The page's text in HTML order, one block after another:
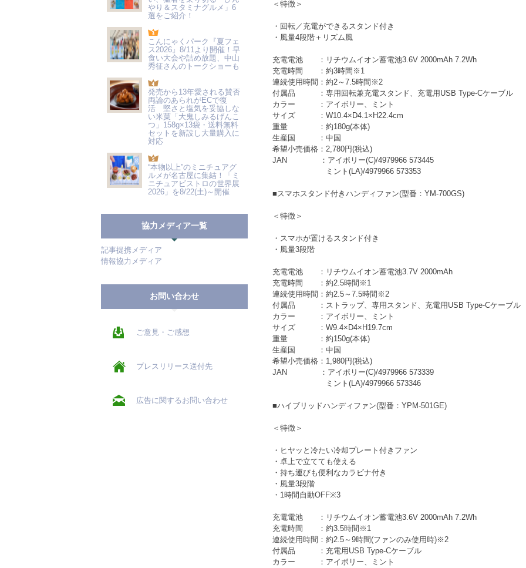
やり＆スタミナグルメ」6
選をご紹介！
こんにゃくパーク『夏フェ
ス2026』8/11より開催！早
食い大会や詰め放題、中山
秀征さんのトークショーも
発売から13年愛される賛否
両論のあられがECで復
活 堅さと塩気を妥協しな
い米菓「大鬼しみるげんこ
つ」158g×13袋・送料無料
セットを新設し大量購入に
対応
“本物以上”のミニチュアグ
ルメが名古屋に集結！「ミ
ニチュアビストロの世界展
2026」を8/22(土)～開催
協力メディア一覧
記事提携メディア
情報協力メディア
お問い合わせ
ご意見・ご感想
プレスリリース送付先
広告に関するお問い合わせ
＜特徴＞
・回転／充電ができるスタンド付き
・風量4段階＋リズム風
充電電池 ：リチウムイオン蓄電池3.6V 2000mAh 7.2Wh
充電時間 ：約3時間※1
連続使用時間：約2～7.5時間※2
付属品 ：専用回転兼充電スタンド、充電用USB Type-Cケーブル
カラー ：アイボリー、ミント
サイズ ：W10.4×D4.1×H22.4cm
重量 ：約180g(本体)
生産国 ：中国
希望小売価格：2,780円(税込)
JAN ：アイボリー(C)/4979966 573445
ミント(LA)/4979966 573353
■スマホスタンド付きハンディファン(型番：YM-700GS)
＜特徴＞
・スマホが置けるスタンド付き
・風量3段階
充電電池 ：リチウムイオン蓄電池3.7V 2000mAh
充電時間 ：約2.5時間※1
連続使用時間：約2.5～7.5時間※2
付属品 ：ストラップ、専用スタンド、充電用USB Type-Cケーブル
カラー ：アイボリー、ミント
サイズ ：W9.4×D4×H19.7cm
重量 ：約150g(本体)
生産国 ：中国
希望小売価格：1,980円(税込)
JAN ：アイボリー(C)/4979966 573339
ミント(LA)/4979966 573346
■ハイブリッドハンディファン(型番：YPM-501GE)
＜特徴＞
・ヒヤッと冷たい冷却プレート付きファン
・卓上で立てても使える
・持ち運びも便利なカラビナ付き
・風量3段階
・1時間自動OFF※3
充電電池 ：リチウムイオン蓄電池3.6V 2000mAh 7.2Wh
充電時間 ：約3.5時間※1
連続使用時間：約2.5～9時間(ファンのみ使用時)※2
付属品 ：充電用USB Type-Cケーブル
カラー ：アイボリー、ミント